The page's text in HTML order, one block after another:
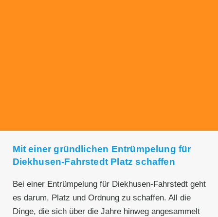
Mit einer gründlichen Entrümpelung für
Diekhusen-Fahrstedt Platz schaffen
Bei einer Entrümpelung für Diekhusen-Fahrstedt geht
es darum, Platz und Ordnung zu schaffen. All die
Dinge, die sich über die Jahre hinweg angesammelt